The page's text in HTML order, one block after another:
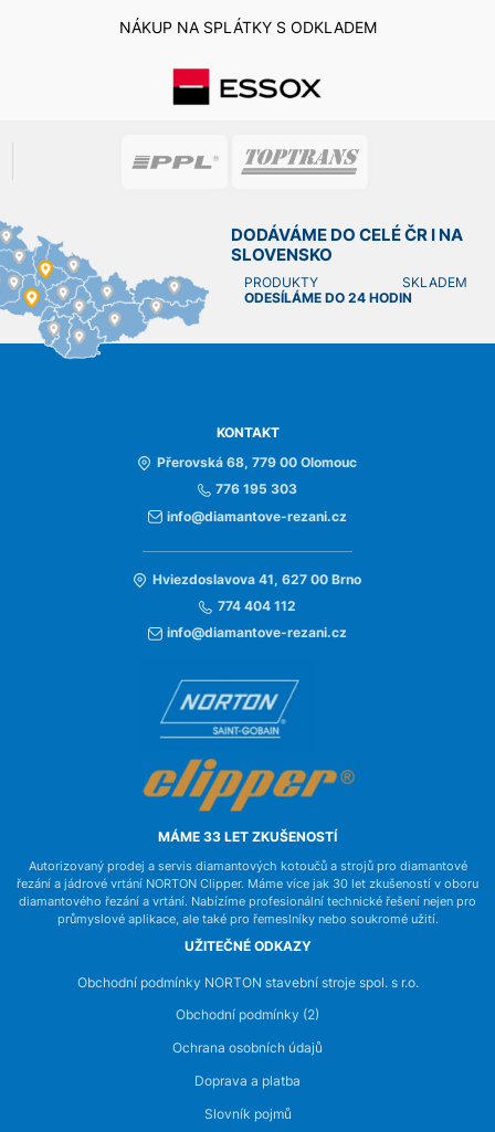
NÁKUP NA SPLÁTKY S ODKLADEM
DODÁVÁME DO CELÉ ČR I NA
SLOVENSKO
PRODUKTY SKLADEM
ODESÍLÁME DO 24 HODIN
KONTAKT
Přerovská 68, 779 00 Olomouc
776 195 303
info@diamantove-rezani.cz
Hviezdoslavova 41, 627 00 Brno
774 404 112
info@diamantove-rezani.cz
MÁME 33 LET ZKUŠENOSTÍ
Autorizovaný prodej a servis diamantových kotoučů a strojů pro diamantové
řezání a jádrové vrtání NORTON Clipper. Máme více jak 30 let zkušeností v oboru
diamantového řezání a vrtání. Nabízíme profesionální technické řešení nejen pro
průmyslové aplikace, ale také pro řemeslníky nebo soukromé užití.
UŽITEČNÉ ODKAZY
Obchodní podmínky NORTON stavební stroje spol. s r.o.
Obchodní podmínky (2)
Ochrana osobních údajů
Doprava a platba
Slovník pojmů